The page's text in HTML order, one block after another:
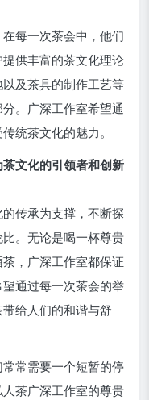
每一次茶会中，他们
供丰富的茶文化理论
及茶具的制作工艺等
。广深工作室希望通
统茶文化的魅力。
文化的引领者和创新
传承为支撑，不断探
。无论是喝一杯尊贵
，广深工作室都保证
通过每一次茶会的举
给人们的和谐与舒
常需要一个短暂的停
茶广深工作室的尊贵